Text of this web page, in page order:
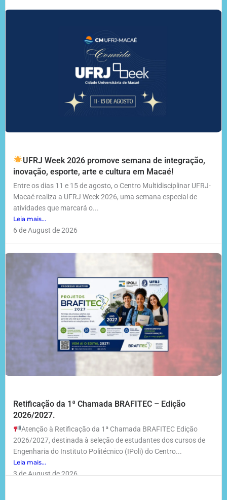
UFRJ Week 2026 promove semana de integração,
inovação, esporte, arte e cultura em Macaé!
Entre os dias 11 e 15 de agosto, o Centro Multidisciplinar UFRJ-
Macaé realiza a UFRJ Week 2026, uma semana especial de
atividades que marcará o...
Leia mais...
6 de August de 2026
Retificação da 1ª Chamada BRAFITEC – Edição
2026/2027.
Atenção à Retificação da 1ª Chamada BRAFITEC Edição
2026/2027, destinada à seleção de estudantes dos cursos de
Engenharia do Instituto Politécnico (IPoli) do Centro...
Leia mais...
3 de August de 2026